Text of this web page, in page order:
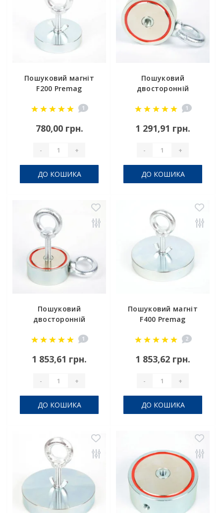
Пошуковий магніт
F200 Premag
1
780,00 грн.
- +
ДО КОШИКА
Пошуковий
двосторонній
Premag
1
1 291,91 грн.
- +
ДО КОШИКА
Пошуковий
двосторонній
Premag
1
1 853,61 грн.
- +
ДО КОШИКА
Пошуковий магніт
F400 Premag
2
1 853,62 грн.
- +
ДО КОШИКА